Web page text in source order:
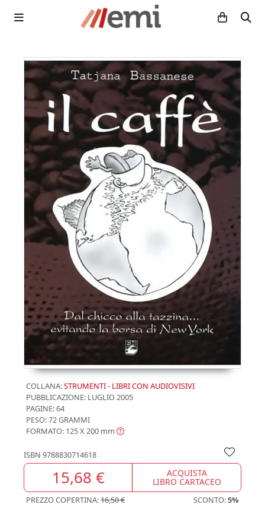
COLLANA:STRUMENTI - LIBRI CON AUDIOVISIVI
PUBBLICAZIONE: LUGLIO 2005
PAGINE: 64
PESO: 72 GRAMMI
FORMATO: 125 X 200 mm
ISBN 9788830714618
15,68 € ACQUISTA
LIBRO CARTACEO
PREZZO COPERTINA:16,50 € SCONTO:5%